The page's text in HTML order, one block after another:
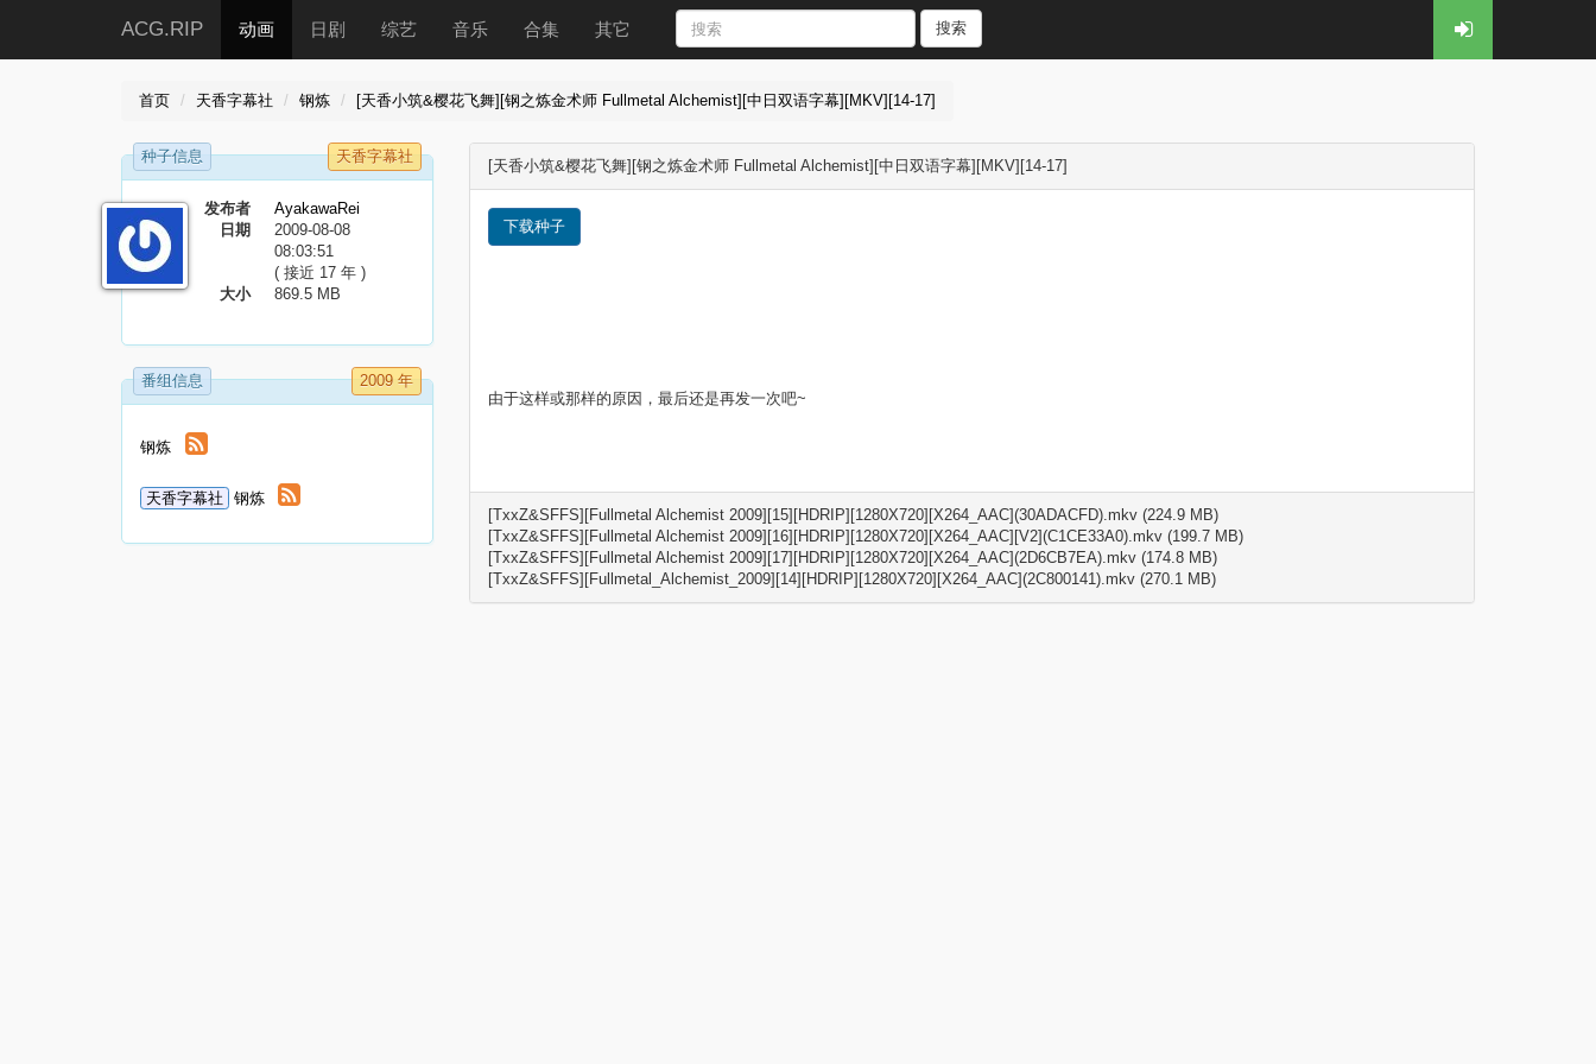
ACG.RIP 动画 日剧 综艺 音乐 合集 其它 搜索
首页 天香字幕社 钢炼 [天香小筑&樱花飞舞][钢之炼金术师 Fullmetal Alchemist][中日双语字幕][MKV][14-17]
种子信息 天香字幕社
发布者
AyakawaRei
日期
2009-08-08
08:03:51
( 接近 17 年 )
大小
869.5 MB
番组信息 2009 年
钢炼
天香字幕社 钢炼
[天香小筑&樱花飞舞][钢之炼金术师 Fullmetal Alchemist][中日双语字幕][MKV][14-17]
下载种子
由于这样或那样的原因，最后还是再发一次吧~
[TxxZ&SFFS][Fullmetal Alchemist 2009][15][HDRIP][1280X720][X264_AAC](30ADACFD).mkv (224.9 MB)
[TxxZ&SFFS][Fullmetal Alchemist 2009][16][HDRIP][1280X720][X264_AAC][V2](C1CE33A0).mkv (199.7 MB)
[TxxZ&SFFS][Fullmetal Alchemist 2009][17][HDRIP][1280X720][X264_AAC](2D6CB7EA).mkv (174.8 MB)
[TxxZ&SFFS][Fullmetal_Alchemist_2009][14][HDRIP][1280X720][X264_AAC](2C800141).mkv (270.1 MB)